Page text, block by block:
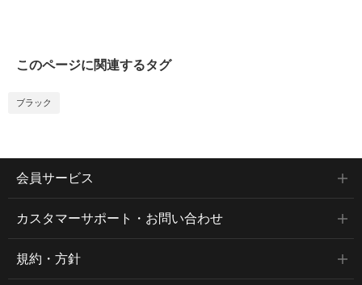
このページに関連するタグ
ブラック
会員サービス
カスタマーサポート・お問い合わせ
規約・方針